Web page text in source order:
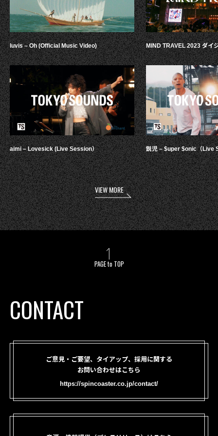
luvis – Oh (Official Music Video)
aimi – Lovesick (Live Session）
MIND TRAVEL 2023 ダイ
鋭児 – $uper $onic（Live
VIEW MORE
PAGE to TOP
CONTACT
ご意見・ご要望、タイアップ、採用に関する
お問い合わせはこちら
https://spincoaster.co.jp/contact/